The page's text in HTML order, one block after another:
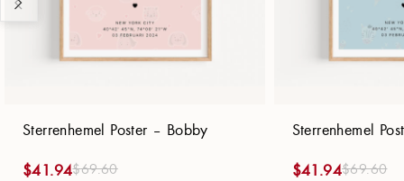
Sterrenhemel Poster – Bobby
$69.60
$41.94
Sterrenhemel
$69.60
$41.94